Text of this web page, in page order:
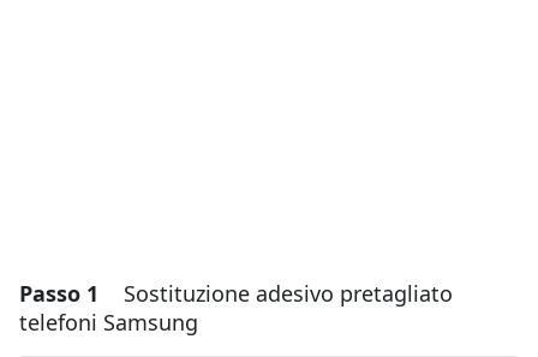
Passo 1
Sostituzione adesivo pretagliato
telefoni Samsung